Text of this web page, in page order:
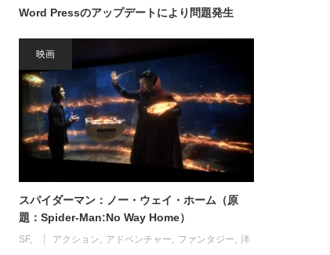
Word Pressのアップデートにより問題発生
映画
スパイダーマン：ノー・ウェイ・ホーム（原
題：Spider-Man:No Way Home）
SF アクション アドベンチャー ファンタジー 洋